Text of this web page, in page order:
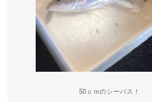
50ｃｍのシーバス！